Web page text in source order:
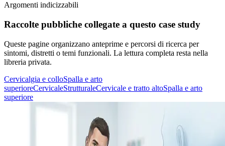
Argomenti indicizzabili
Raccolte pubbliche collegate a questo case study
Queste pagine organizzano anteprime e percorsi di ricerca per
sintomi, distretti o temi funzionali. La lettura completa resta nella
libreria privata.
Cervicalgia e colloSpalla e arto
superioreCervicaleStrutturaleCervicale e tratto altoSpalla e arto
superiore